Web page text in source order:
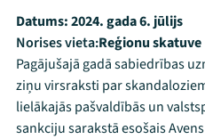
Datums:2024. gada 6. jūlijs
Norises vieta:Reģionu skatuve
Pagājušajā gadā sabiedrības
ziņu virsraksti par
lielākajās pašvaldībās un
sankciju sarakstā esošais